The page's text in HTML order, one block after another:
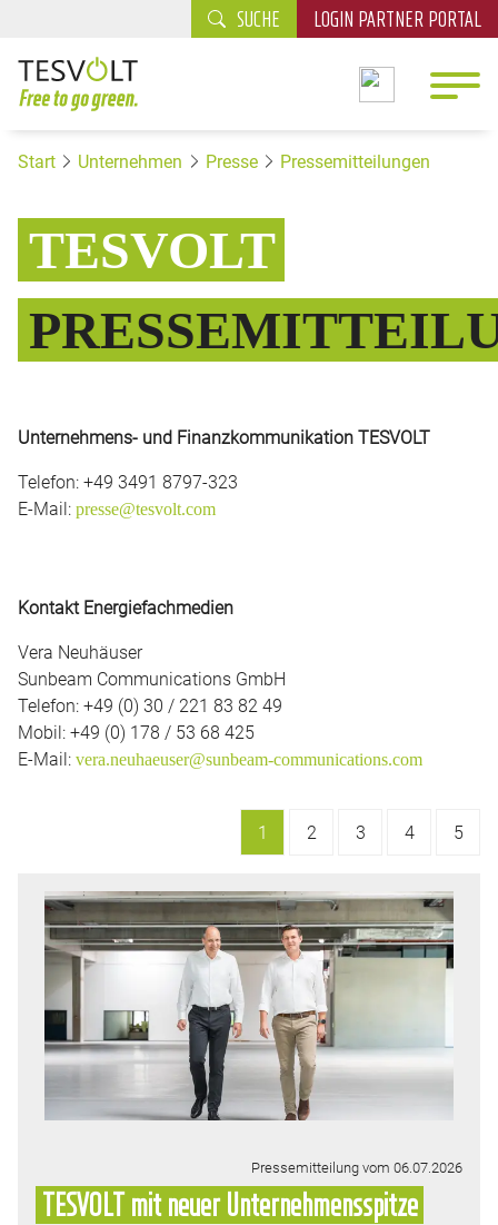
SUCHE LOGIN PARTNER PORTAL
Start Unternehmen Presse Pressemitteilungen
TESVOLT
Unternehmens- und Finanzkommunikation TESVOLT
Telefon: +49 3491 8797-323
E-Mail: presse@tesvolt.com
Kontakt Energiefachmedien
Vera Neuhäuser
Sunbeam Communications GmbH
Telefon: +49 (0) 30 / 221 83 82 49
Mobil: +49 (0) 178 / 53 68 425
E-Mail: vera.neuhaeuser@sunbeam-communications.com
1 2 3 4 5
Pressemitteilung vom 06.07.2026
TESVOLT mit neuer Unternehmensspitze